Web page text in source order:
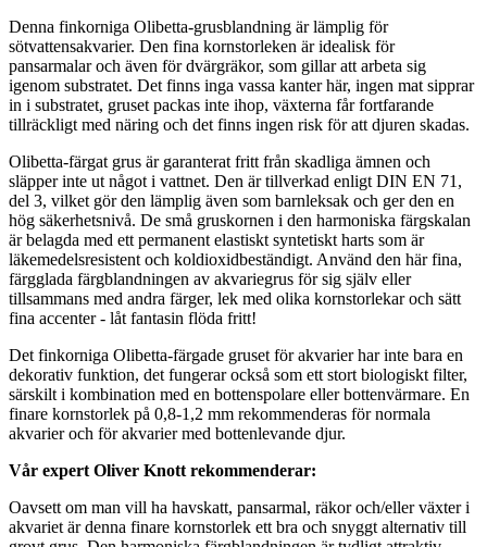
Denna finkorniga Olibetta-grusblandning är lämplig för
sötvattensakvarier. Den fina kornstorleken är idealisk för
pansarmalar och även för dvärgräkor, som gillar att arbeta sig
igenom substratet. Det finns inga vassa kanter här, ingen mat sipprar
in i substratet, gruset packas inte ihop, växterna får fortfarande
tillräckligt med näring och det finns ingen risk för att djuren skadas.
Olibetta-färgat grus är garanterat fritt från skadliga ämnen och
släpper inte ut något i vattnet. Den är tillverkad enligt DIN EN 71,
del 3, vilket gör den lämplig även som barnleksak och ger den en
hög säkerhetsnivå. De små gruskornen i den harmoniska färgskalan
är belagda med ett permanent elastiskt syntetiskt harts som är
läkemedelsresistent och koldioxidbeständigt. Använd den här fina,
färgglada färgblandningen av akvariegrus för sig själv eller
tillsammans med andra färger, lek med olika kornstorlekar och sätt
fina accenter - låt fantasin flöda fritt!
Det finkorniga Olibetta-färgade gruset för akvarier har inte bara en
dekorativ funktion, det fungerar också som ett stort biologiskt filter,
särskilt i kombination med en bottenspolare eller bottenvärmare. En
finare kornstorlek på 0,8-1,2 mm rekommenderas för normala
akvarier och för akvarier med bottenlevande djur.
Vår expert Oliver Knott rekommenderar:
Oavsett om man vill ha havskatt, pansarmal, räkor och/eller växter i
akvariet är denna finare kornstorlek ett bra och snyggt alternativ till